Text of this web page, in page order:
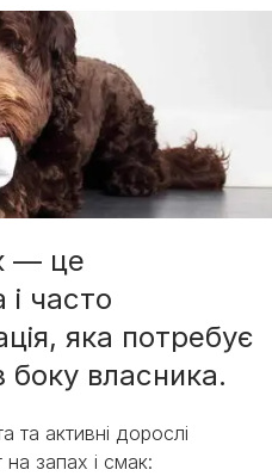
— це
часто
яка потребує
боку власника.
та активні дорослі
запах і смак: